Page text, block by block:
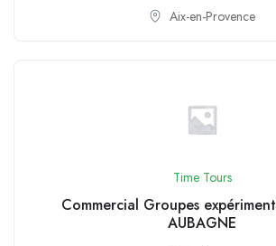
Aix-en-Provence
Time Tours
Commercial Groupes
AUBAGNE